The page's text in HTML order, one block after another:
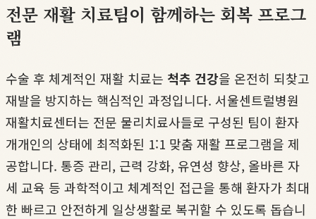
전문 재활 치료팀이 함께하는 회복 프로그
램
수술 후 체계적인 재활 치료는 척추 건강을 온전히 되찾고
재발을 방지하는 핵심적인 과정입니다. 서울센트럴병원
재활치료센터는 전문 물리치료사들로 구성된 팀이 환자
개개인의 상태에 최적화된 1:1 맞춤 재활 프로그램을 제
공합니다. 통증 관리, 근력 강화, 유연성 향상, 올바른 자
세 교육 등 과학적이고 체계적인 접근을 통해 환자가 최대
한 빠르고 안전하게 일상생활로 복귀할 수 있도록 돕습니